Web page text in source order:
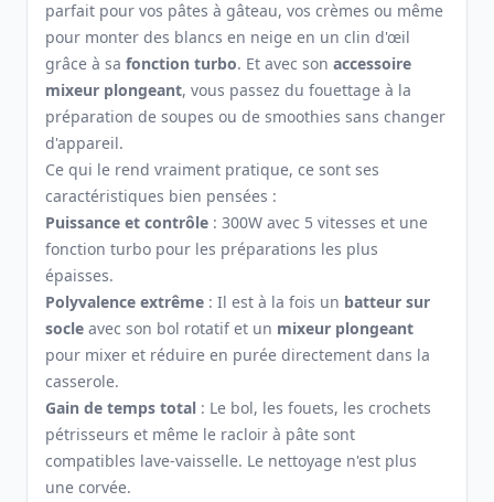
parfait pour vos pâtes à gâteau, vos crèmes ou même
pour monter des blancs en neige en un clin d'œil
grâce à sa fonction turbo. Et avec son accessoire
mixeur plongeant, vous passez du fouettage à la
préparation de soupes ou de smoothies sans changer
d'appareil.
Ce qui le rend vraiment pratique, ce sont ses
caractéristiques bien pensées :
Puissance et contrôle : 300W avec 5 vitesses et une
fonction turbo pour les préparations les plus
épaisses.
Polyvalence extrême : Il est à la fois un batteur sur
socle avec son bol rotatif et un mixeur plongeant
pour mixer et réduire en purée directement dans la
casserole.
Gain de temps total : Le bol, les fouets, les crochets
pétrisseurs et même le racloir à pâte sont
compatibles lave-vaisselle. Le nettoyage n'est plus
une corvée.